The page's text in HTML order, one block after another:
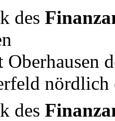
des
Oberhausen
nördlich
des